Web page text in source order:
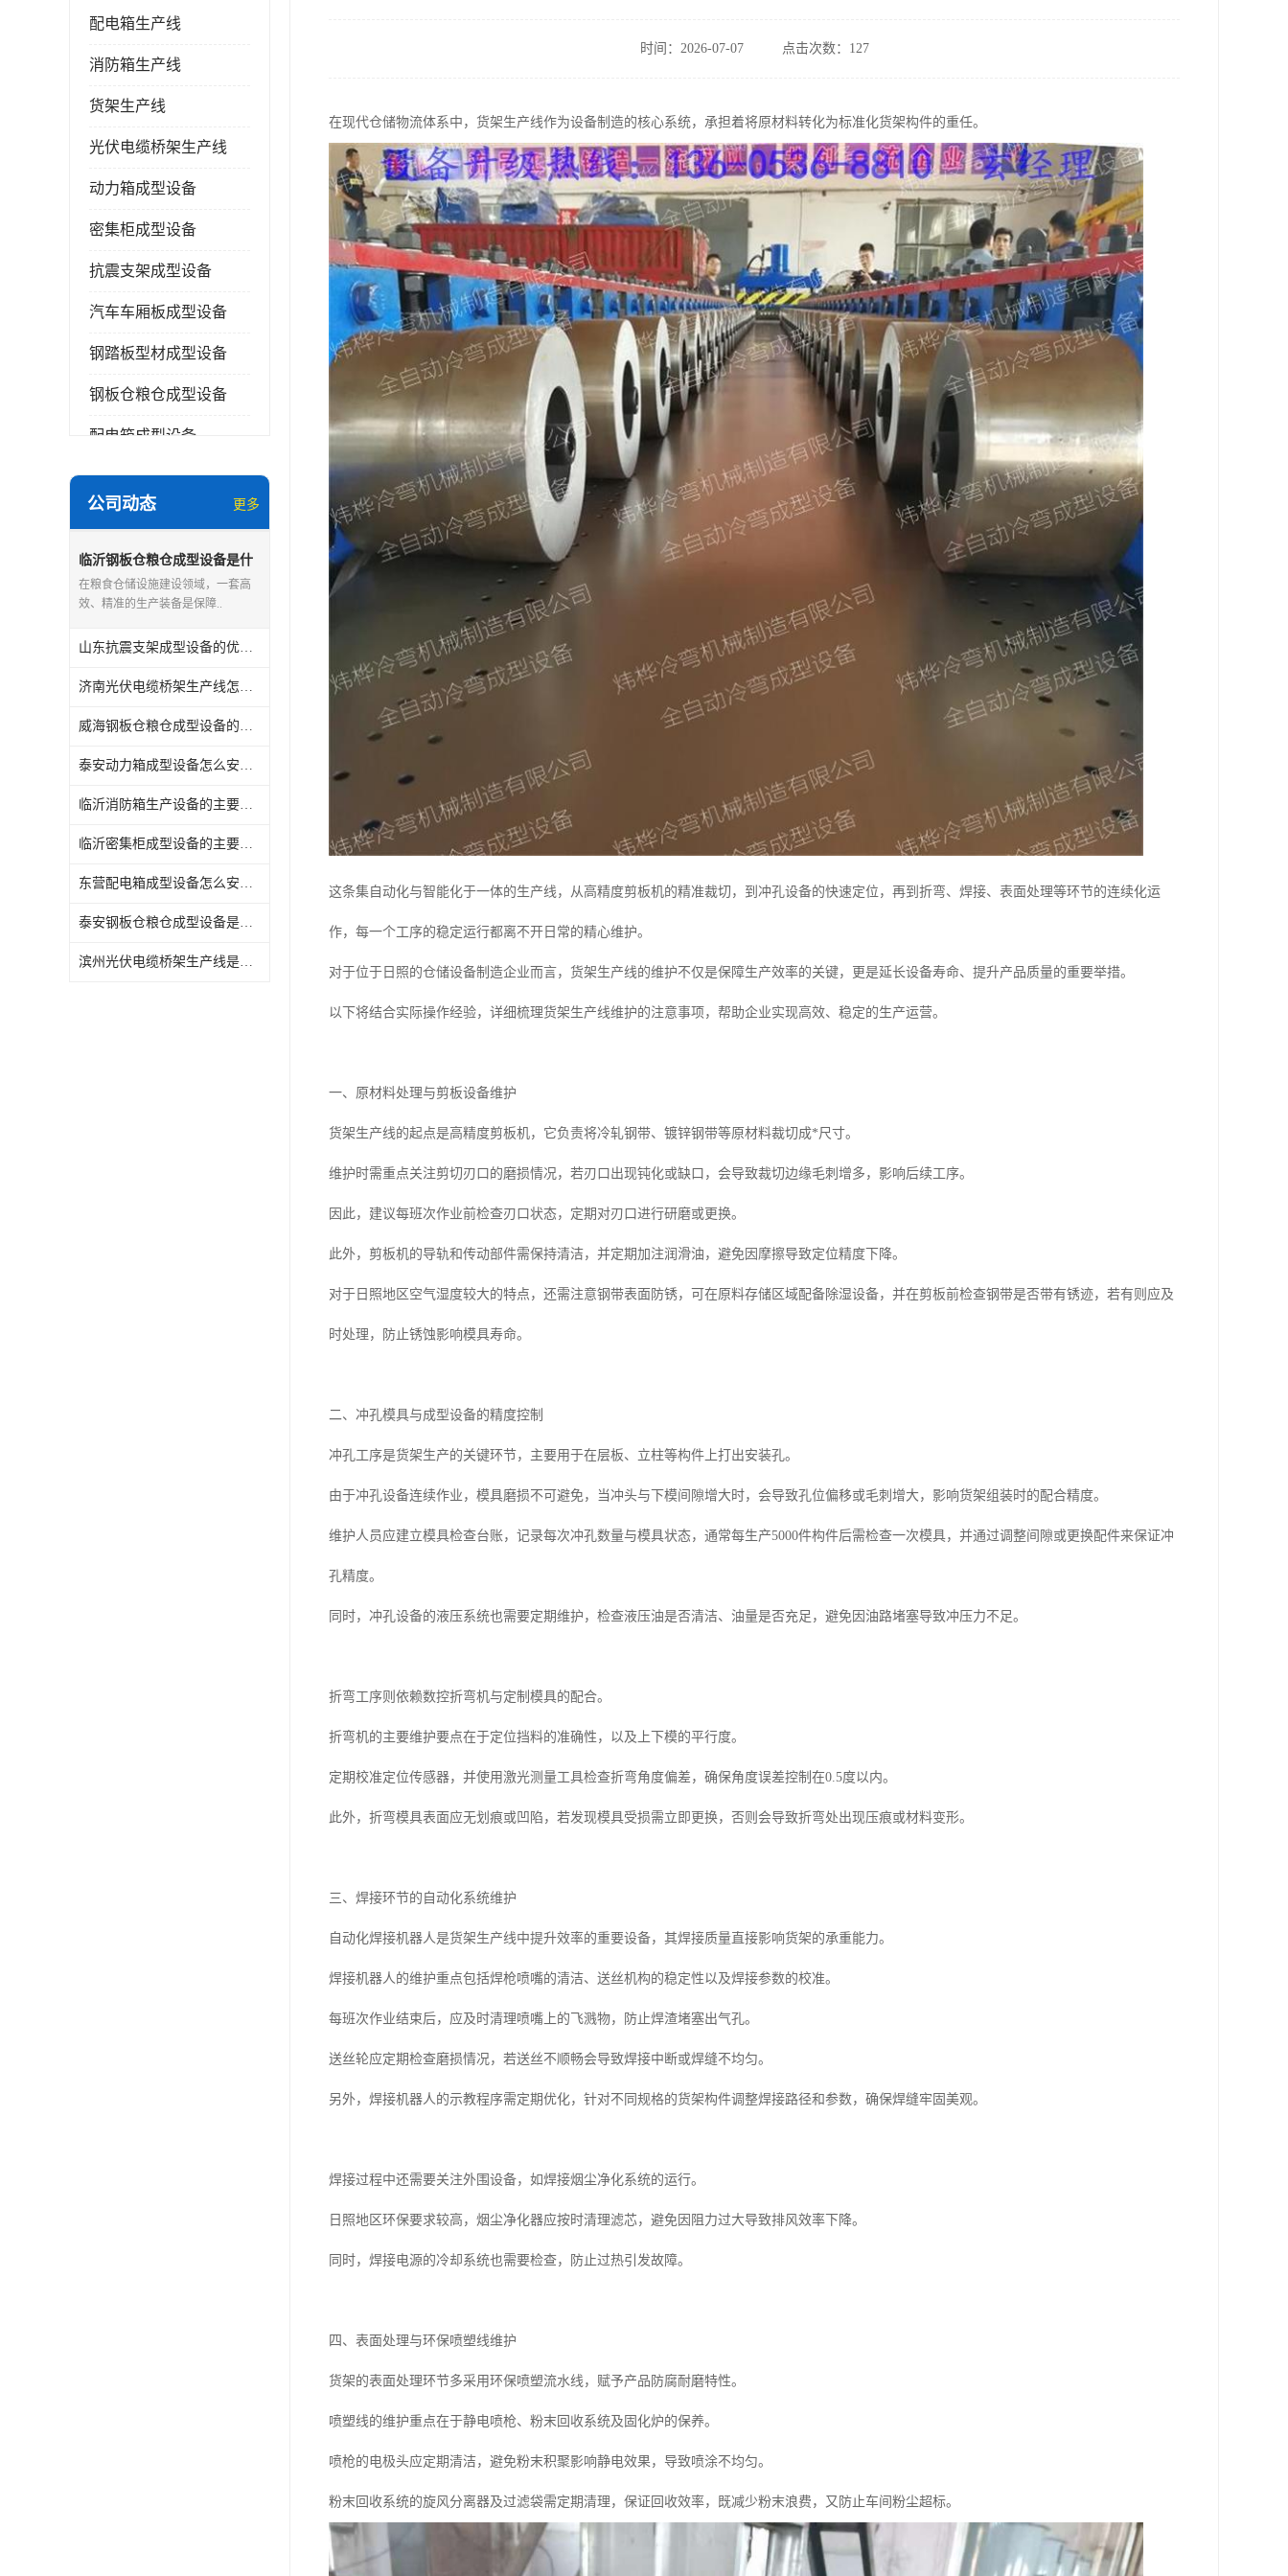
配电箱生产线
消防箱生产线
货架生产线
光伏电缆桥架生产线
动力箱成型设备
密集柜成型设备
抗震支架成型设备
汽车车厢板成型设备
钢踏板型材成型设备
钢板仓粮仓成型设备
配电箱成型设备
其他
公司动态 更多
临沂钢板仓粮仓成型设备是什
么
在粮食仓储设施建设领域，一套高
效、精准的生产装备是保障..
山东抗震支架成型设备的优点和缺点
济南光伏电缆桥架生产线怎么安装与维护
威海钢板仓粮仓成型设备的主要用途
泰安动力箱成型设备怎么安装与维护
临沂消防箱生产设备的主要用途
临沂密集柜成型设备的主要用途
东营配电箱成型设备怎么安装与维护
泰安钢板仓粮仓成型设备是什么
滨州光伏电缆桥架生产线是什么
时间：2026-07-07 点击次数：127
在现代仓储物流体系中，货架生产线作为设备制造的核心系统，承担着将原材料转化为标准化货架构件的重任。
这条集自动化与智能化于一体的生产线，从高精度剪板机的精准裁切，到冲孔设备的快速定位，再到折弯、焊接、表面处理等环节的连续化运
作，每一个工序的稳定运行都离不开日常的精心维护。
对于位于日照的仓储设备制造企业而言，货架生产线的维护不仅是保障生产效率的关键，更是延长设备寿命、提升产品质量的重要举措。
以下将结合实际操作经验，详细梳理货架生产线维护的注意事项，帮助企业实现高效、稳定的生产运营。
一、原材料处理与剪板设备维护
货架生产线的起点是高精度剪板机，它负责将冷轧钢带、镀锌钢带等原材料裁切成*尺寸。
维护时需重点关注剪切刃口的磨损情况，若刃口出现钝化或缺口，会导致裁切边缘毛刺增多，影响后续工序。
因此，建议每班次作业前检查刃口状态，定期对刃口进行研磨或更换。
此外，剪板机的导轨和传动部件需保持清洁，并定期加注润滑油，避免因摩擦导致定位精度下降。
对于日照地区空气湿度较大的特点，还需注意钢带表面防锈，可在原料存储区域配备除湿设备，并在剪板前检查钢带是否带有锈迹，若有则应及
时处理，防止锈蚀影响模具寿命。
二、冲孔模具与成型设备的精度控制
冲孔工序是货架生产的关键环节，主要用于在层板、立柱等构件上打出安装孔。
由于冲孔设备连续作业，模具磨损不可避免，当冲头与下模间隙增大时，会导致孔位偏移或毛刺增大，影响货架组装时的配合精度。
维护人员应建立模具检查台账，记录每次冲孔数量与模具状态，通常每生产5000件构件后需检查一次模具，并通过调整间隙或更换配件来保证冲
孔精度。
同时，冲孔设备的液压系统也需要定期维护，检查液压油是否清洁、油量是否充足，避免因油路堵塞导致冲压力不足。
折弯工序则依赖数控折弯机与定制模具的配合。
折弯机的主要维护要点在于定位挡料的准确性，以及上下模的平行度。
定期校准定位传感器，并使用激光测量工具检查折弯角度偏差，确保角度误差控制在0.5度以内。
此外，折弯模具表面应无划痕或凹陷，若发现模具受损需立即更换，否则会导致折弯处出现压痕或材料变形。
三、焊接环节的自动化系统维护
自动化焊接机器人是货架生产线中提升效率的重要设备，其焊接质量直接影响货架的承重能力。
焊接机器人的维护重点包括焊枪喷嘴的清洁、送丝机构的稳定性以及焊接参数的校准。
每班次作业结束后，应及时清理喷嘴上的飞溅物，防止焊渣堵塞出气孔。
送丝轮应定期检查磨损情况，若送丝不顺畅会导致焊接中断或焊缝不均匀。
另外，焊接机器人的示教程序需定期优化，针对不同规格的货架构件调整焊接路径和参数，确保焊缝牢固美观。
焊接过程中还需要关注外围设备，如焊接烟尘净化系统的运行。
日照地区环保要求较高，烟尘净化器应按时清理滤芯，避免因阻力过大导致排风效率下降。
同时，焊接电源的冷却系统也需要检查，防止过热引发故障。
四、表面处理与环保喷塑线维护
货架的表面处理环节多采用环保喷塑流水线，赋予产品防腐耐磨特性。
喷塑线的维护重点在于静电喷枪、粉末回收系统及固化炉的保养。
喷枪的电极头应定期清洁，避免粉末积聚影响静电效果，导致喷涂不均匀。
粉末回收系统的旋风分离器及过滤袋需定期清理，保证回收效率，既减少粉末浪费，又防止车间粉尘超标。